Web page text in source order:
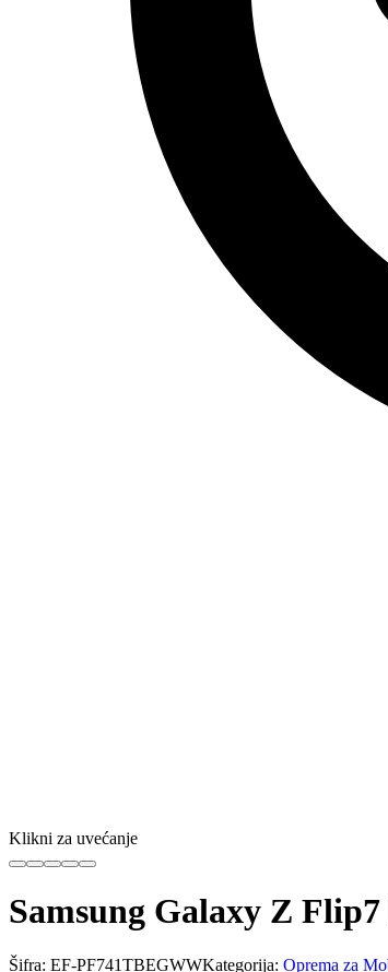
Klikni za uvećanje
Samsung Galaxy Z
Šifra: EF-PF741TBEGWWKategorija: Oprema za